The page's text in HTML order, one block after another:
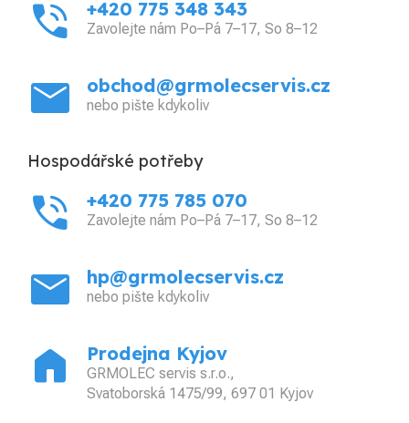
phone_in_talk +420 775 348 343
Zavolejte nám Po–Pá 7–17, So 8–12
mail obchod@grmolecservis.cz
nebo pište kdykoliv
Hospodářské potřeby
phone_in_talk +420 775 785 070
Zavolejte nám Po–Pá 7–17, So 8–12
mail hp@grmolecservis.cz
nebo pište kdykoliv
home Prodejna Kyjov
GRMOLEC servis s.r.o.,
Svatoborská 1475/99, 697 01 Kyjov